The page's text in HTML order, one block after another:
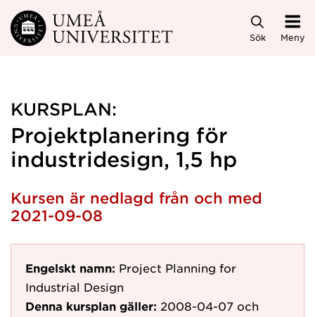
Hoppa direkt till innehållet
Sök Meny
KURSPLAN:
Projektplanering för
industridesign, 1,5 hp
Kursen är nedlagd från och med
2021-09-08
Engelskt namn: Project Planning for
Industrial Design
Denna kursplan gäller: 2008-04-07 och